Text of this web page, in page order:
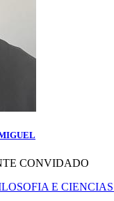
CONVIDADO
E